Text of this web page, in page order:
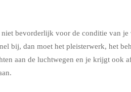
bevorderlijk voor de conditie van
bij, dan moet het pleisterwerk, het
aan de luchtwegen en je krijgt ook